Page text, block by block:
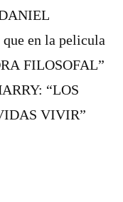
en la pelicula
FILOSOFAL”
“LOS
VIVIR”